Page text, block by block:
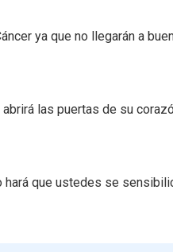
ya que no llegarán a
las puertas de su
hará que ustedes se